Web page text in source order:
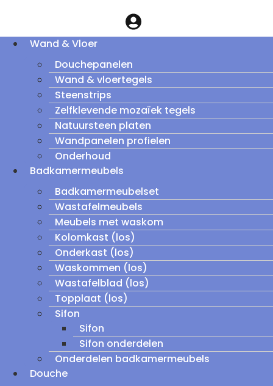
Wand & Vloer
Douchepanelen
Wand & vloertegels
Steenstrips
Zelfklevende mozaïek tegels
Natuursteen platen
Wandpanelen profielen
Onderhoud
Badkamermeubels
Badkamermeubelset
Wastafelmeubels
Meubels met waskom
Kolomkast (los)
Onderkast (los)
Waskommen (los)
Wastafelblad (los)
Topplaat (los)
Sifon
Sifon
Sifon onderdelen
Onderdelen badkamermeubels
Douche